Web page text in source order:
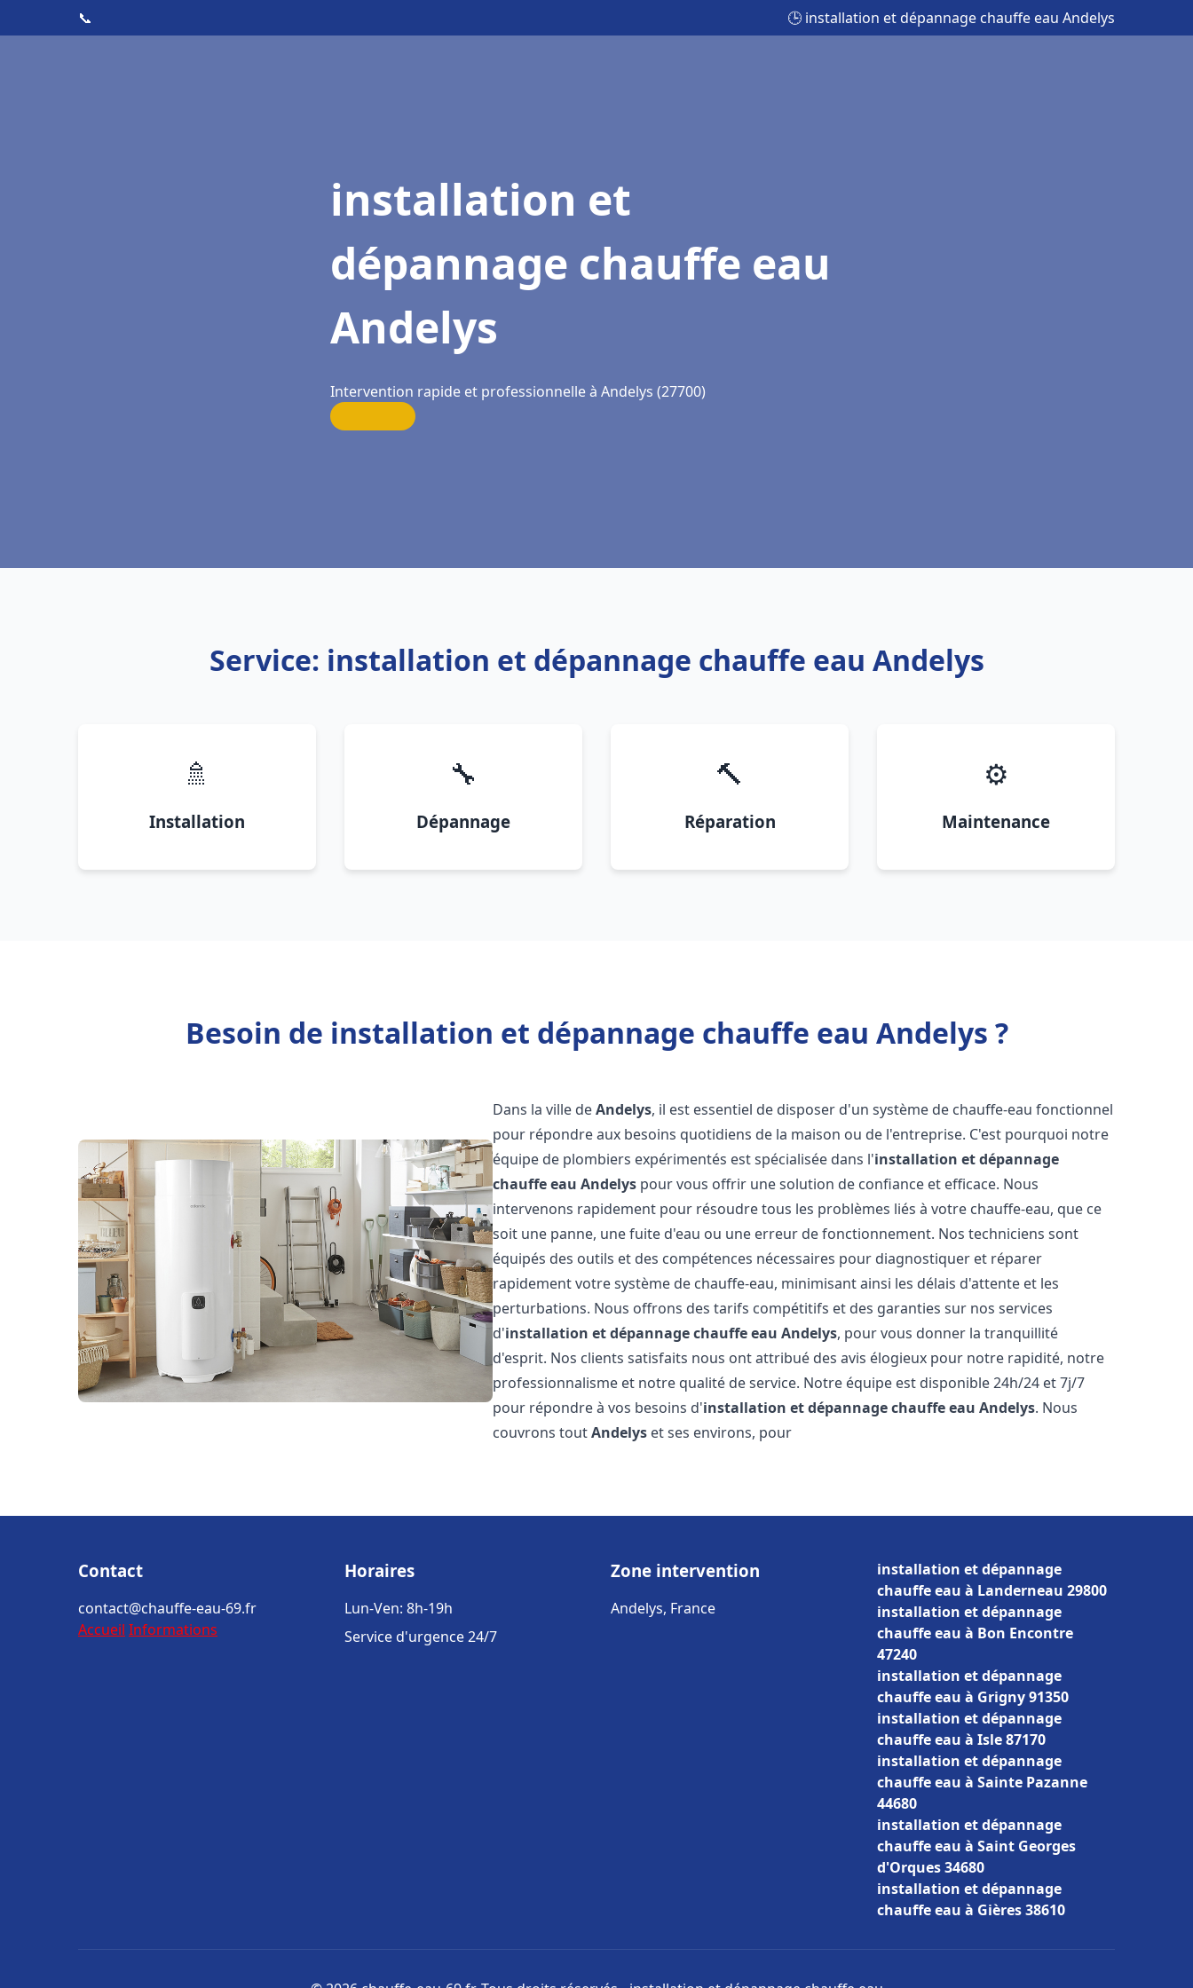
📞 🕒 installation et dépannage chauffe eau Andelys
installation et
dépannage chauffe eau
Andelys
Intervention rapide et professionnelle à Andelys (27700)
Service: installation et dépannage chauffe eau Andelys
🚿
Installation
🔧
Dépannage
🔨
Réparation
⚙️
Maintenance
Besoin de installation et dépannage chauffe eau Andelys ?
Dans la ville deAndelys, il est essentiel de disposer d'un système de chauffe-eau fonctionnel
pour répondre aux besoins quotidiens de la maison ou de l'entreprise. C'est pourquoi notre
équipe de plombiers expérimentés est spécialisée dans l'installation et dépannage
chauffe eau Andelys pour vous offrir une solution de confiance et efficace. Nous
intervenons rapidement pour résoudre tous les problèmes liés à votre chauffe-eau, que ce
soit une panne, une fuite d'eau ou une erreur de fonctionnement. Nos techniciens sont
équipés des outils et des compétences nécessaires pour diagnostiquer et réparer
rapidement votre système de chauffe-eau, minimisant ainsi les délais d'attente et les
perturbations. Nous offrons des tarifs compétitifs et des garanties sur nos services
d'installation et dépannage chauffe eau Andelys, pour vous donner la tranquillité
d'esprit. Nos clients satisfaits nous ont attribué des avis élogieux pour notre rapidité, notre
professionnalisme et notre qualité de service. Notre équipe est disponible 24h/24 et 7j/7
pour répondre à vos besoins d'installation et dépannage chauffe eau Andelys. Nous
couvrons toutAndelys et ses environs, pour
Contact
contact@chauffe-eau-69.fr
Accueil Informations
Horaires
Lun-Ven: 8h-19h
Service d'urgence 24/7
Zone intervention
Andelys, France
installation et dépannage
chauffe eau à Landerneau 29800
installation et dépannage
chauffe eau à Bon Encontre
47240
installation et dépannage
chauffe eau à Grigny 91350
installation et dépannage
chauffe eau à Isle 87170
installation et dépannage
chauffe eau à Sainte Pazanne
44680
installation et dépannage
chauffe eau à Saint Georges
d'Orques 34680
installation et dépannage
chauffe eau à Gières 38610